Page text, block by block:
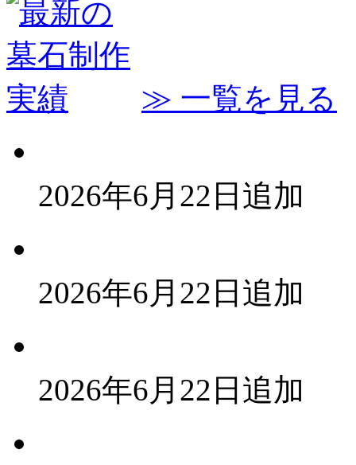
≫ 一覧を見る
2026年6月22日追加
2026年6月22日追加
2026年6月22日追加